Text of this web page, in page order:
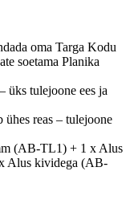
oma Targa Kodu
soetama Planika
üks tulejoone ees ja
reas – tulejoone
(AB-TL1) + 1 x Alus
Alus kividega (AB-